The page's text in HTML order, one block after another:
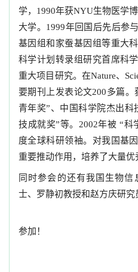
学，1990年获NYU生物医学
大学。1999年回国后先后参
基因组和家蚕基因组等重大
科学计划转录组研究首席科
重大项目研究。在Nature、
要期刊上发表论文200多篇
青年奖”、中国科学院杰出
技成就奖”等。2002年被 “
度全球科研领袖。对我国基
重要推动作用，培养了大量优
同时参会的还有我国生物
士、罗静初教授和赵方庆研究
欢迎各位
参加！
中科院植物